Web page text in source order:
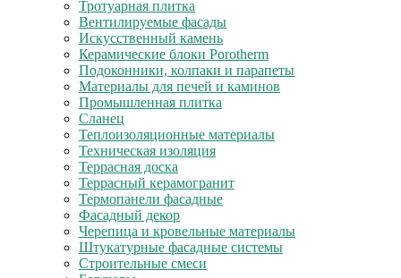
Тротуарная плитка
Вентилируемые фасады
Искусственный камень
Керамические блоки Porotherm
Подоконники, колпаки и парапеты
Материалы для печей и каминов
Промышленная плитка
Сланец
Теплоизоляционные материалы
Техническая изоляция
Террасная доска
Террасный керамогранит
Термопанели фасадные
Фасадный декор
Черепица и кровельные материалы
Штукатурные фасадные системы
Строительные смеси